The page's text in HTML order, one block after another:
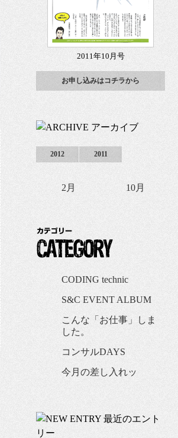
2011年10月号
お申し込みはコチラから
2012 2011
2月 10月
CODING technic
S&C EVENT ALBUM
こんな「お仕事」しま
した。
コンサルDAYS
今月の差し入れッ